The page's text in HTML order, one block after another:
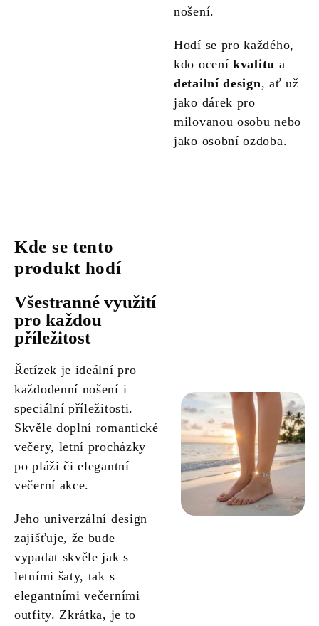
nošení.
Hodí se pro každého,
kdo ocení kvalitu a
detailní design, ať už
jako dárek pro
milovanou osobu nebo
jako osobní ozdoba.
Kde se tento
produkt hodí
Všestranné využití
pro každou
příležitost
Řetízek je ideální pro
každodenní nošení i
speciální příležitosti.
Skvěle doplní romantické
večery, letní procházky
po pláži či elegantní
večerní akce.
Jeho univerzální design
zajišťuje, že bude
vypadat skvěle jak s
letními šaty, tak s
elegantními večerními
outfity. Zkrátka, je to